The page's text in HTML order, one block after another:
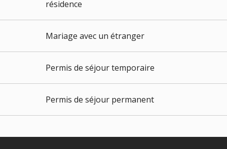
résidence
Mariage avec un étranger
Permis de séjour temporaire
Permis de séjour permanent